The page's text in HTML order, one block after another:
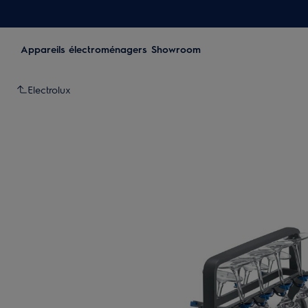
Appareils électroménagers Showroom
Electrolux